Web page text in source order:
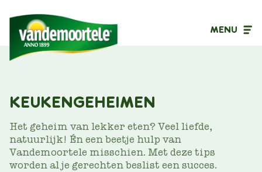
MENU
Filter op
KEUKENGEHEIMEN
Het geheim van lekker eten? Veel liefde,
natuurlijk! Én een beetje hulp van
Vandemoortele misschien. Met deze tips
worden al je gerechten beslist een succes.